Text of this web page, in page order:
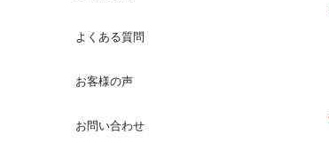
よくある質問
お客様の声
お問い合わせ